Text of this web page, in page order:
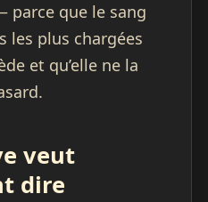
parce que le sang
les plus chargées
et qu’elle ne la
veut
dire